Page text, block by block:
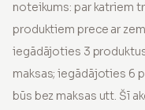
noteikums: par katriem
produktiem prece ar
iegādājoties 3
maksas; iegādājoties 6
būs bez maksas utt. Šī